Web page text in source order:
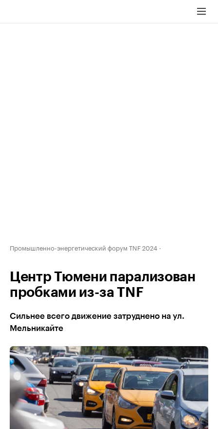
Промышленно-энергетический форум TNF 2024
Центр Тюмени парализован
пробками из-за TNF
Сильнее всего движение затруднено на ул.
Мельникайте